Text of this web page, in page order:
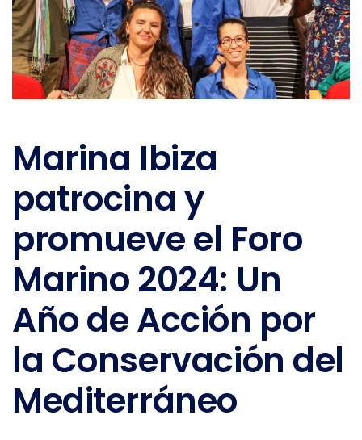
Marina Ibiza
patrocina y
promueve el Foro
Marino 2024: Un
Año de Acción por
la Conservación del
Mediterráneo